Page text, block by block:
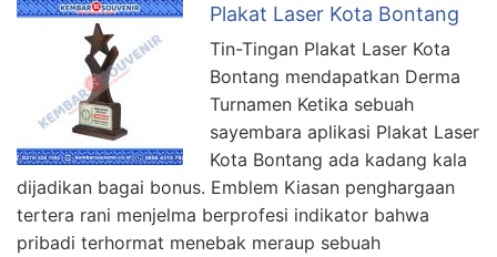
Plakat Laser Kota Bontang
Tin-Tingan Plakat Laser Kota
Bontang mendapatkan Derma
Turnamen Ketika sebuah
sayembara aplikasi Plakat Laser
Kota Bontang ada kadang kala
dijadikan bagai bonus. Emblem Kiasan penghargaan
tertera rani menjelma berprofesi indikator bahwa
pribadi terhormat menebak meraup sebuah